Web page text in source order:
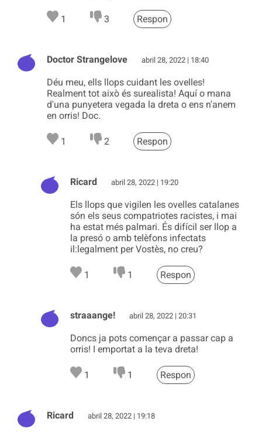
1 3 Respon
Doctor Strangelove abril 28, 2022 | 18:40
Déu meu, ells llops cuidant les ovelles!
Realment tot això és surealista! Aquí o mana
d'una punyetera vegada la dreta o ens n'anem
en orris! Doc.
1 2 Respon
Ricard abril 28, 2022 | 19:20
Els llops que vigilen les ovelles catalanes
són els seus compatriotes racistes, i mai
ha estat més palmari. És difícil ser llop a
la presó o amb telèfons infectats
il:legalment per Vostès, no creu?
1 1 Respon
straaange! abril 28, 2022 | 20:31
Doncs ja pots començar a passar cap a
orris! I emportat a la teva dreta!
1 1 Respon
Ricard abril 28, 2022 | 19:18